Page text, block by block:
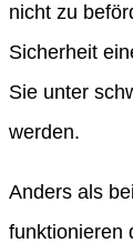
nicht zu
Sicherheit
Sie unter
werden.
Anders als
funktionieren